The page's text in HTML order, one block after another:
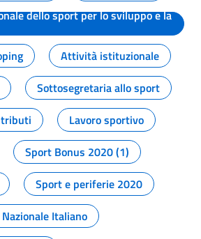
dello sport per lo sviluppo e la
Attività istituzionale
Sottosegretaria allo sport
Lavoro sportivo
Sport Bonus 2020 (1)
Sport e periferie 2020
Italiano